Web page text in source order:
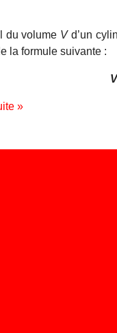
du volume Vd’un
la formule suivante :
V
»